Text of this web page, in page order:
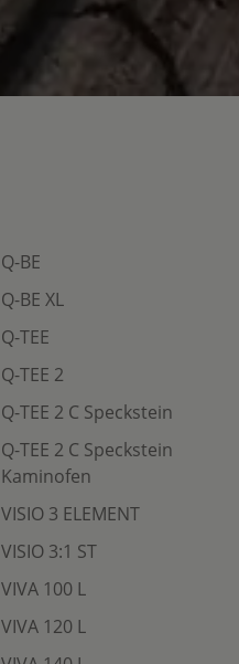
Q-BE
Q-BE XL
Q-TEE
Q-TEE 2
Q-TEE 2 C Speckstein
Q-TEE 2 C Speckstein
Kaminofen
VISIO 3 ELEMENT
VISIO 3:1 ST
VIVA 100 L
VIVA 120 L